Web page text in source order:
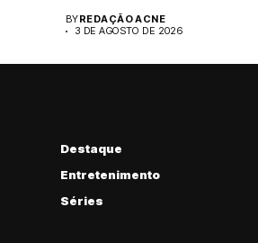
BYREDAÇÃO ACNE
3 DE AGOSTO DE 2026
Destaque
Entretenimento
Séries